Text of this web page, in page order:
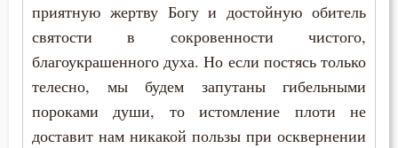
приятную жертву Богу и достойную обитель
святости в сокровенности чистого,
благоукрашенного духа. Но если постясь только
телесно, мы будем запутаны гибельными
пороками души, то истомление плоти не
доставит нам никакой пользы при осквернении